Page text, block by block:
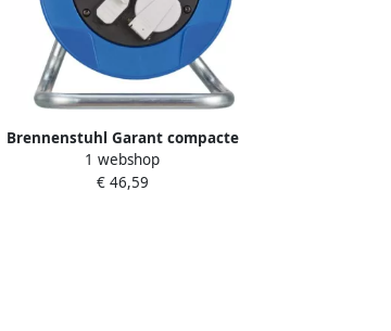
Brennenstuhl Garant compacte
kabelhaspel 3-voudig met USB voor
gebruik binnenshuis (indoor-
1 webshop
€ 46,59